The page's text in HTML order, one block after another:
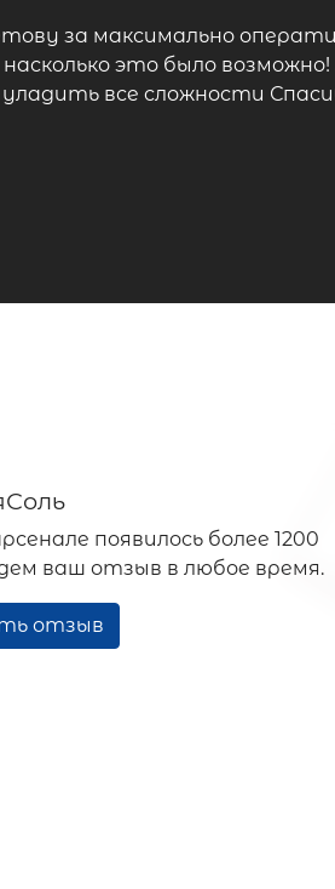
за максимально
это было возможно!
все сложности
появилось более 1200
ваш отзыв в любое время.
отзыв